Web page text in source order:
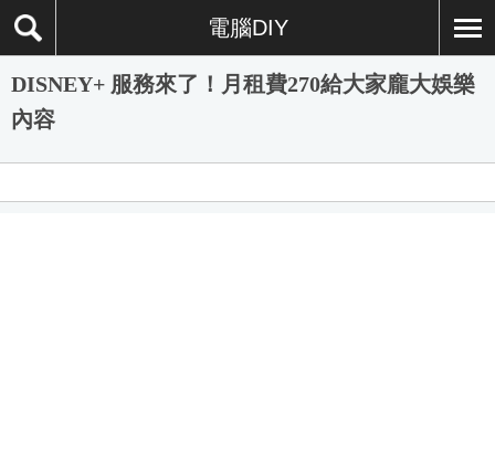
電腦DIY
DISNEY+ 服務來了！月租費270給大家龐大娛樂
內容